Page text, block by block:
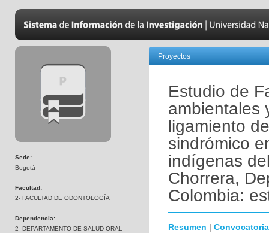
Sede:
Bogotá
Facultad:
2- FACULTAD DE ODONTOLOGÍA
Dependencia:
2- DEPARTAMENTO DE SALUD ORAL
Proyectos
Estudio de
ambientales
ligamiento
sindrómico
indígenas
Chorrera,
Colombia:
Resumen | Convocatoria